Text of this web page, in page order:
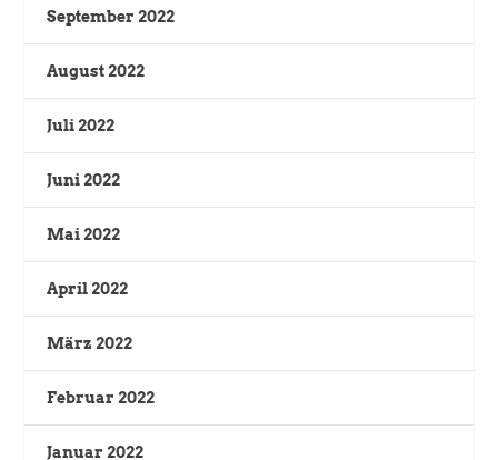
September 2022
August 2022
Juli 2022
Juni 2022
Mai 2022
April 2022
März 2022
Februar 2022
Januar 2022